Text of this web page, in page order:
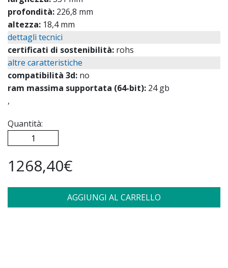
profondità: 226,8 mm
altezza: 18,4 mm
dettagli tecnici
certificati di sostenibilità: rohs
altre caratteristiche
compatibilità 3d: no
ram massima supportata (64-bit): 24 gb
,
Quantità:
1268,40€
AGGIUNGI AL CARRELLO